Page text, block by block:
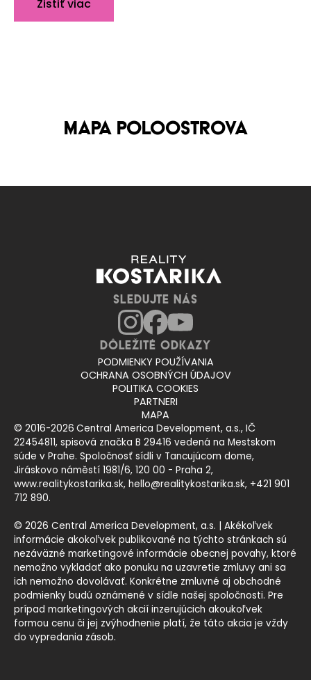
Zistiť viac
MAPA POLOOSTROVA
SLEDUJTE NÁS
Dôležité odkazy
PODMIENKY POUŽÍVANIA
OCHRANA OSOBNÝCH ÚDAJOV
POLITIKA COOKIES
PARTNERI
MAPA
© 2016-2026 Central America Development, a.s., IČ
22454811, spisová značka B 29416 vedená na Mestskom
súde v Prahe. Spoločnosť sídli v Tancujúcom dome,
Jiráskovo náměstí 1981/6, 120 00 - Praha 2,
www.realitykostarika.sk, hello@realitykostarika.sk, +421 901
712 890.
© 2026 Central America Development, a.s. | Akékoľvek
informácie akokoľvek publikované na týchto stránkach sú
nezáväzné marketingové informácie obecnej povahy, ktoré
nemožno vykladať ako ponuku na uzavretie zmluvy ani sa
ich nemožno dovolávať. Konkrétne zmluvné aj obchodné
podmienky budú oznámené v sídle našej spoločnosti. Pre
prípad marketingových akcií inzerujúcich akoukoľvek
formou cenu či jej zvýhodnenie platí, že táto akcia je vždy
do vypredania zásob.